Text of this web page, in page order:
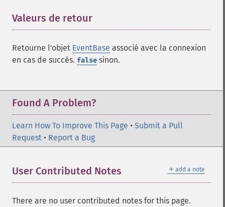
Valeurs de retour
Retourne l'objet EventBase associé avec la connexion
en cas de succès. false sinon.
Found A Problem?
Learn How To Improve This Page • Submit a Pull
Request • Report a Bug
＋ add a note
User Contributed Notes
There are no user contributed notes for this page.